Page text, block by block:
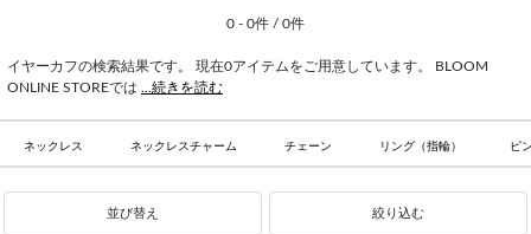
0 - 0件 / 0件
イヤーカフの検索結果です。 現在0アイテムをご用意しています。 BLOOM
ONLINE STOREでは ...続きを読む
ネックレス ネックレスチャーム チェーン リング（指輪） ピ
並び替え 絞り込む